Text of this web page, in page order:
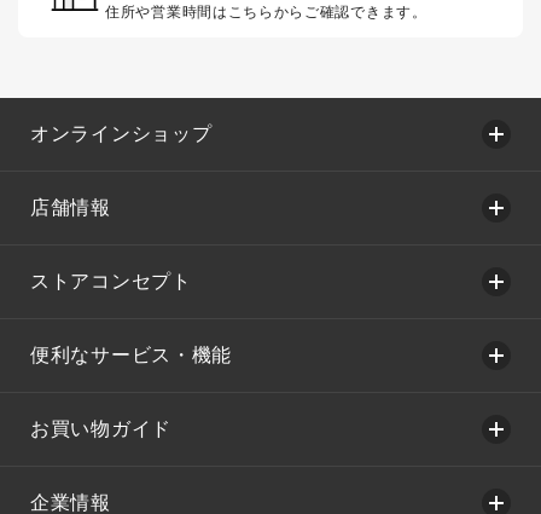
住所や営業時間はこちらからご確認できます。
オンラインショップ
店舗情報
ストアコンセプト
便利なサービス・機能
お買い物ガイド
企業情報